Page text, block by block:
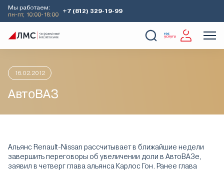
Мы работаем:
пн-пт, 10:00-18:00
+7 (812) 329-19-99
Главная Аналитика
16.02.2012
АвтоВАЗ
Альянс Renault-Nissan рассчитывает в ближайшие недели
завершить переговоры об увеличении доли в АвтоВАЗе,
заявил в четверг глава альянса Карлос Гон. Ранее глава